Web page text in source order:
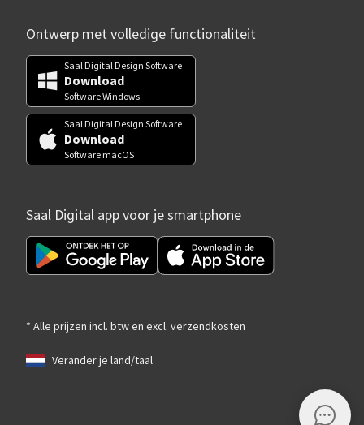
Ontwerp met volledige functionaliteit
Saal Digital Design Software
Download
Software Windows
Saal Digital Design Software
Download
Software macOS
Saal Digital app voor je smartphone
* Alle prijzen incl. btw en excl. verzendkosten
Verander je land/taal